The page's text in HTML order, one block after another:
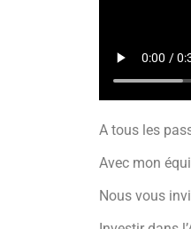
A tous les
Avec mon
Nous vous